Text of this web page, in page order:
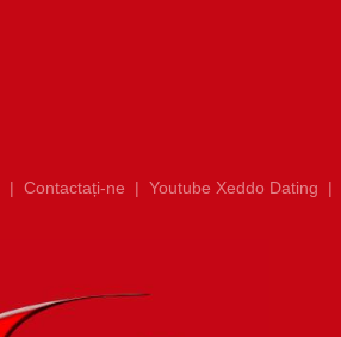
| Contactați-ne | Youtube Xeddo Dating |